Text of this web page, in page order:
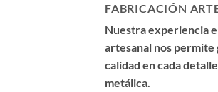
FABRICACIÓN
Nuestra experiencia
artesanal nos permite
calidad en cada
metálica.